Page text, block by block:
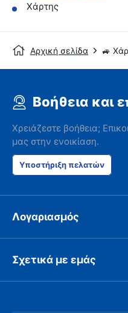
Χάρτης
Αρχική σελίδα 🚙
Βοήθεια και
Χρειάζεστε βοήθεια;
μας στην ενοικίαση.
Υποστήριξη πελατών
Λογαριασμός
Σχετικά με εμάς